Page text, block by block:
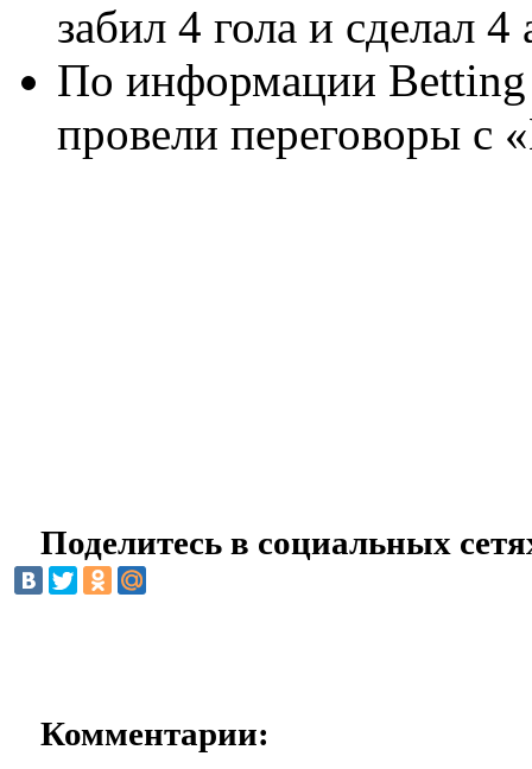
забил 4 гола и сделал 4
По информации Betting
провели переговоры
Поделитесь в социальных
Комментарии: